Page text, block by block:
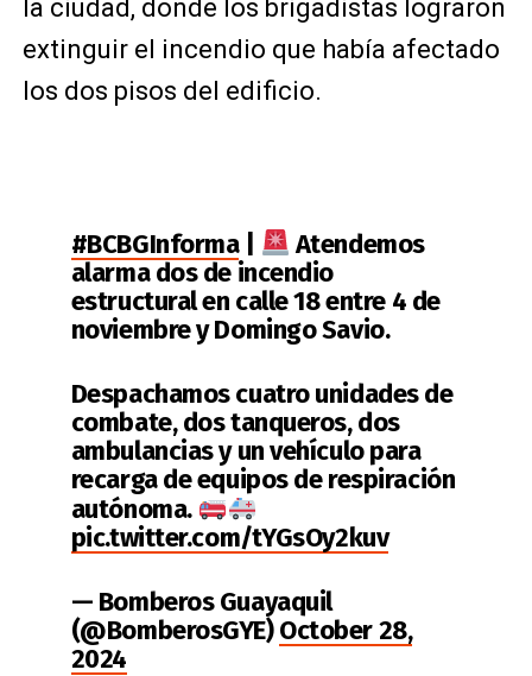
la ciudad, donde los brigadistas lograron
extinguir el incendio que había afectado
los dos pisos del edificio.
#BCBGInforma|
Atendemos
alarma dos de incendio
estructural en calle 18 entre 4 de
noviembre y Domingo Savio.
Despachamos cuatro unidades de
combate, dos tanqueros, dos
ambulancias y un vehículo para
recarga de equipos de respiración
autónoma.
pic.twitter.com/tYGsOy2kuv
— Bomberos Guayaquil
(@BomberosGYE)October 28,
2024